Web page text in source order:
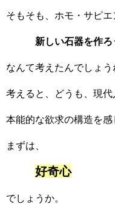
そもそも、ホモ・サピ
新しい石器を作ろ
なんて考えたんでしょう
考えると、どうも、現
本能的な欲求の構造を感
まずは、
好奇心
でしょうか。